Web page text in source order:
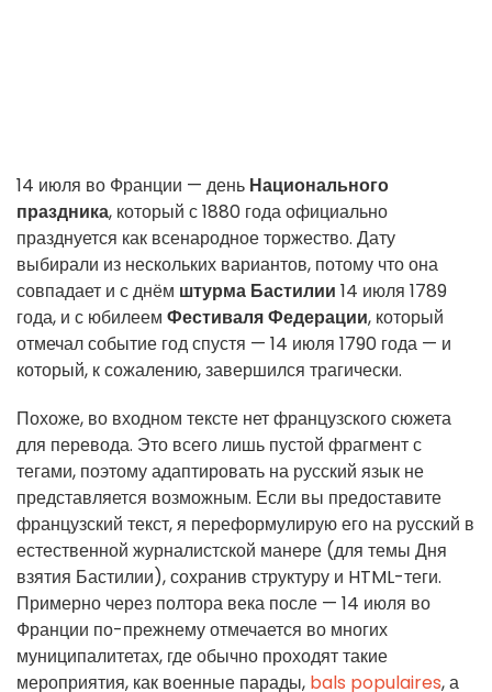
14 июля во Франции — день Национального
праздника, который с 1880 года официально
празднуется как всенародное торжество. Дату
выбирали из нескольких вариантов, потому что она
совпадает и с днём штурма Бастилии 14 июля 1789
года, и с юбилеем Фестиваля Федерации, который
отмечал событие год спустя — 14 июля 1790 года — и
который, к сожалению, завершился трагически.
Похоже, во входном тексте нет французского сюжета
для перевода. Это всего лишь пустой фрагмент с
тегами, поэтому адаптировать на русский язык не
представляется возможным. Если вы предоставите
французский текст, я переформулирую его на русский в
естественной журналистской манере (для темы Дня
взятия Бастилии), сохранив структуру и HTML-теги.
Примерно через полтора века после — 14 июля во
Франции по-прежнему отмечается во многих
муниципалитетах, где обычно проходят такие
мероприятия, как военные парады, bals populaires, а